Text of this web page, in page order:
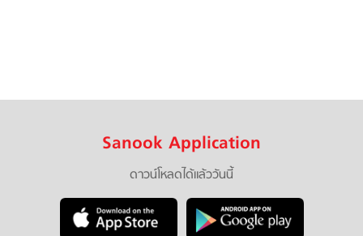
Sanook Application
ดาวน์โหลดได้แล้ววันนี้